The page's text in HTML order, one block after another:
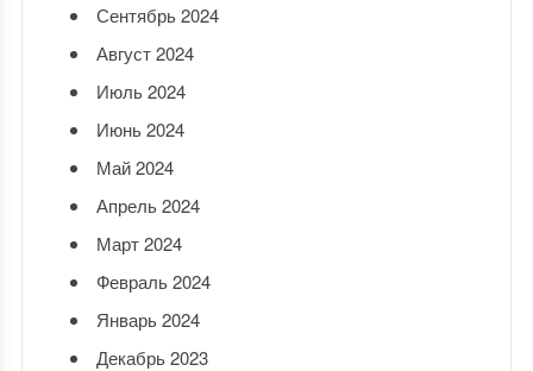
Сентябрь 2024
Август 2024
Июль 2024
Июнь 2024
Май 2024
Апрель 2024
Март 2024
Февраль 2024
Январь 2024
Декабрь 2023